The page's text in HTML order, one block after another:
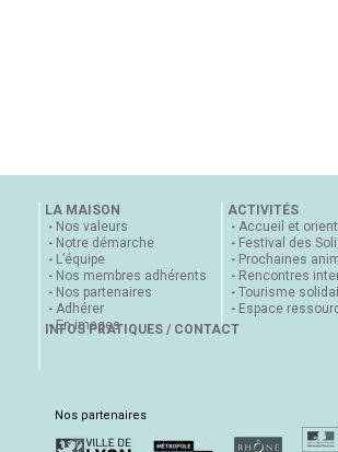
LA MAISON
Nos valeurs
Notre démarche
L’équipe
Nos membres adhérents
Nos partenaires
Adhérer
En images
ACTIVITÉS
Accueil et
Festival des
Prochaines
Rencontres
Tourisme
Espace
INFOS PRATIQUES / CONTACT
Nos partenaires